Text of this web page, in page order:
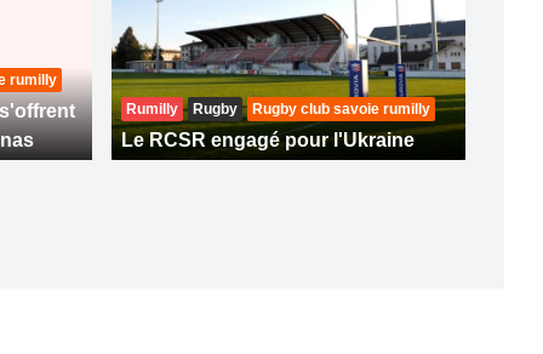
rumilly
Rumilly Rugby Rugby club savoie rumilly
Le RCSR engagé pour l'Ukraine